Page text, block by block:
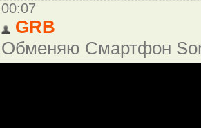
00:07
GRB
Обменяю Смартфон